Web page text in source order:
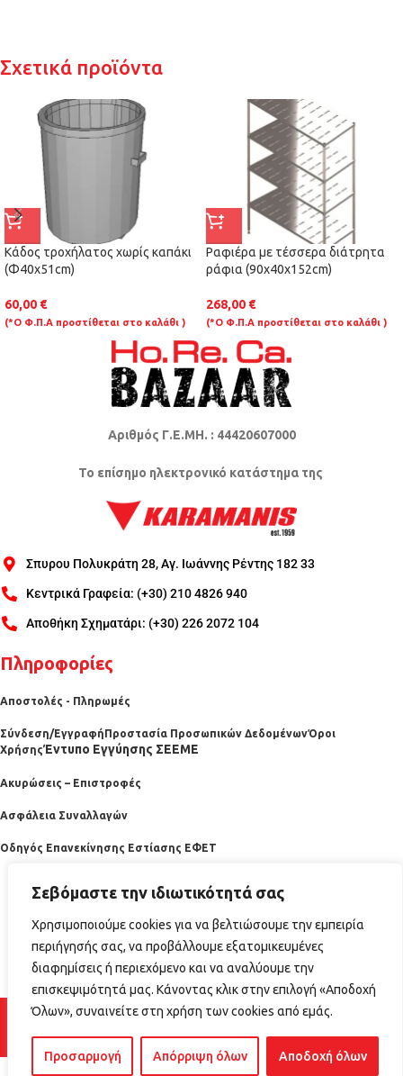
Σεβόμαστε την ιδιωτικότητά σας
Χρησιμοποιούμε cookies για να βελτιώσουμε την εμπειρία
περιήγησής σας, να προβάλλουμε εξατομικευμένες
διαφημίσεις ή περιεχόμενο και να αναλύουμε την
επισκεψιμότητά μας. Κάνοντας κλικ στην επιλογή «Αποδοχή
Όλων», συναινείτε στη χρήση των cookies από εμάς.
Προσαρμογή Απόρριψη όλων Αποδοχή όλων
Σχετικά προϊόντα
Κάδος τροχήλατος χωρίς καπάκι
(Φ40x51cm)
60,00 €
(*Ο Φ.Π.Α προστίθεται στο καλάθι )
Ραφιέρα με τέσσερα διάτρητα
ράφια (90x40x152cm)
268,00 €
(*Ο Φ.Π.Α προστίθεται στο καλάθι )
Αριθμός Γ.Ε.ΜΗ. : 44420607000
Το επίσημο ηλεκτρονικό κατάστημα της
Σπυρου Πολυκράτη 28, Αγ. Ιωάννης Ρέντης 182 33
Κεντρικά Γραφεία: (+30) 210 4826 940
Αποθήκη Σχηματάρι: (+30) 226 2072 104
Πληροφορίες
Αποστολές - Πληρωμές
Σύνδεση/Εγγραφή Προστασία Προσωπικών ΔεδομένωνΌροι
ΧρήσηςΈντυπο Εγγύησης ΣΕΕΜΕ
Ακυρώσεις – Επιστροφές
Ασφάλεια Συναλλαγών
Οδηγός Επανεκίνησης Εστίασης ΕΦΕΤ
2025 horecabazaar.gr